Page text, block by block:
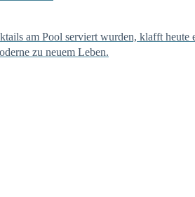
am Pool serviert wurden, klafft
zu neuem Leben.